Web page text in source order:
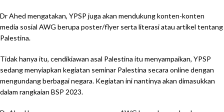
Dr Ahed mengatakan, YPSP juga akan mendukung konten-konten
media sosial AWG berupa poster/flyer serta literasi atau artikel tentang
Palestina.
Tidak hanya itu, cendikiawan asal Palestina itu menyampaikan, YPSP
sedang menyiapkan kegiatan seminar Palestina secara online dengan
mengundang berbagai negara. Kegiatan ini nantinya akan dimasukkan
dalam rangkaian BSP 2023.